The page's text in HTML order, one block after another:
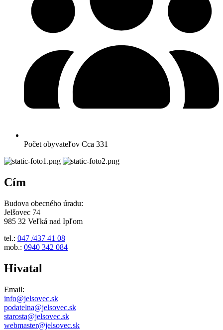
Počet obyvateľov Cca 331
Cím
Budova obecného úradu:
Jelšovec 74
985 32 Veľká nad Ipľom
tel.: 047 /437 41 08
mob.: 0940 342 084
Hivatal
Email:
info@jelsovec.sk
podatelna@jelsovec.sk
starosta@jelsovec.sk
webmaster@jelsovec.sk